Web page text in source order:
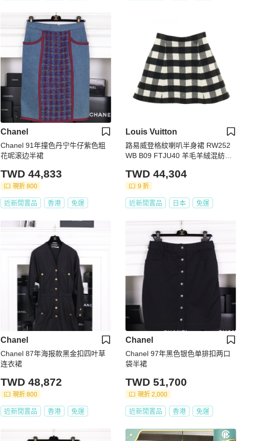
Chanel
Chanel 91年撞色丹宁牛仔紫色粗
花呢滚边半裙
TWD 44,833
現折 800
近新閒置品 香港 免運
Louis Vuitton
路易威登格紋喇叭半身裙 RW252
WB B09 FTJU40 羊毛羊絨混紡黑
TWD 44,304
9 折
近新閒置品 日本 免運
Chanel
Chanel 87年海报款黑金扣四叶草
连衣裙
TWD 48,872
現折 800
近新閒置品 香港 免運
Chanel
Chanel 97年黑色银色单排扣两口
袋半裙
TWD 51,700
現折 2,000
近新閒置品 香港 免運